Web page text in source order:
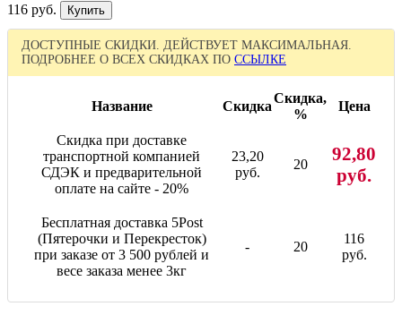
116 руб.
ДОСТУПНЫЕ СКИДКИ. ДЕЙСТВУЕТ МАКСИМАЛЬНАЯ.
ПОДРОБНЕЕ О ВСЕХ СКИДКАХ ПО ССЫЛКЕ
Название Скидка
Скидка,
%
Цена
Скидка при доставке
транспортной компанией
СДЭК и предварительной
оплате на сайте - 20%
23,20
руб.
20
92,80
руб.
Бесплатная доставка 5Post
(Пятерочки и Перекресток)
при заказе от 3 500 рублей и
весе заказа менее 3кг
- 20
116
руб.